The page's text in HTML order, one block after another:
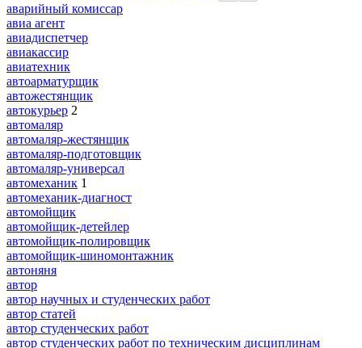
аварийный комиссар
авиа агент
авиадиспетчер
авиакассир
авиатехник
автоарматурщик
автожестянщик
автокурьер 2
автомаляр
автомаляр-жестянщик
автомаляр-подготовщик
автомаляр-универсал
автомеханик 1
автомеханик-диагност
автомойщик
автомойщик-детейлер
автомойщик-полировщик
автомойщик-шиномонтажник
автоняня
автор
автор научных и студенческих работ
автор статей
автор студенческих работ
автор студенческих работ по техническим дисциплинам